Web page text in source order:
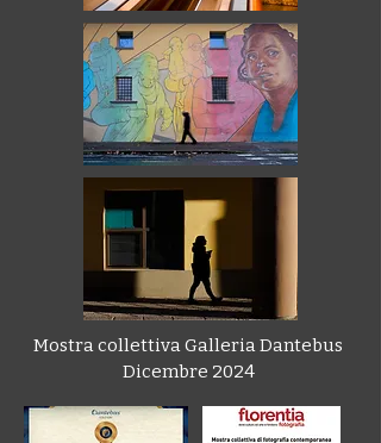
Mostra collettiva Galleria Dantebus
Dicembre 2024